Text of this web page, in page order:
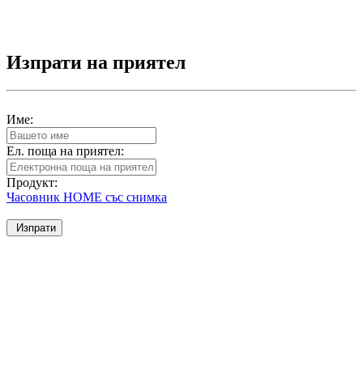
Изпрати на приятел
Име:
Ел. поща на приятел:
Продукт:
Часовник HOME със снимка
Изпрати